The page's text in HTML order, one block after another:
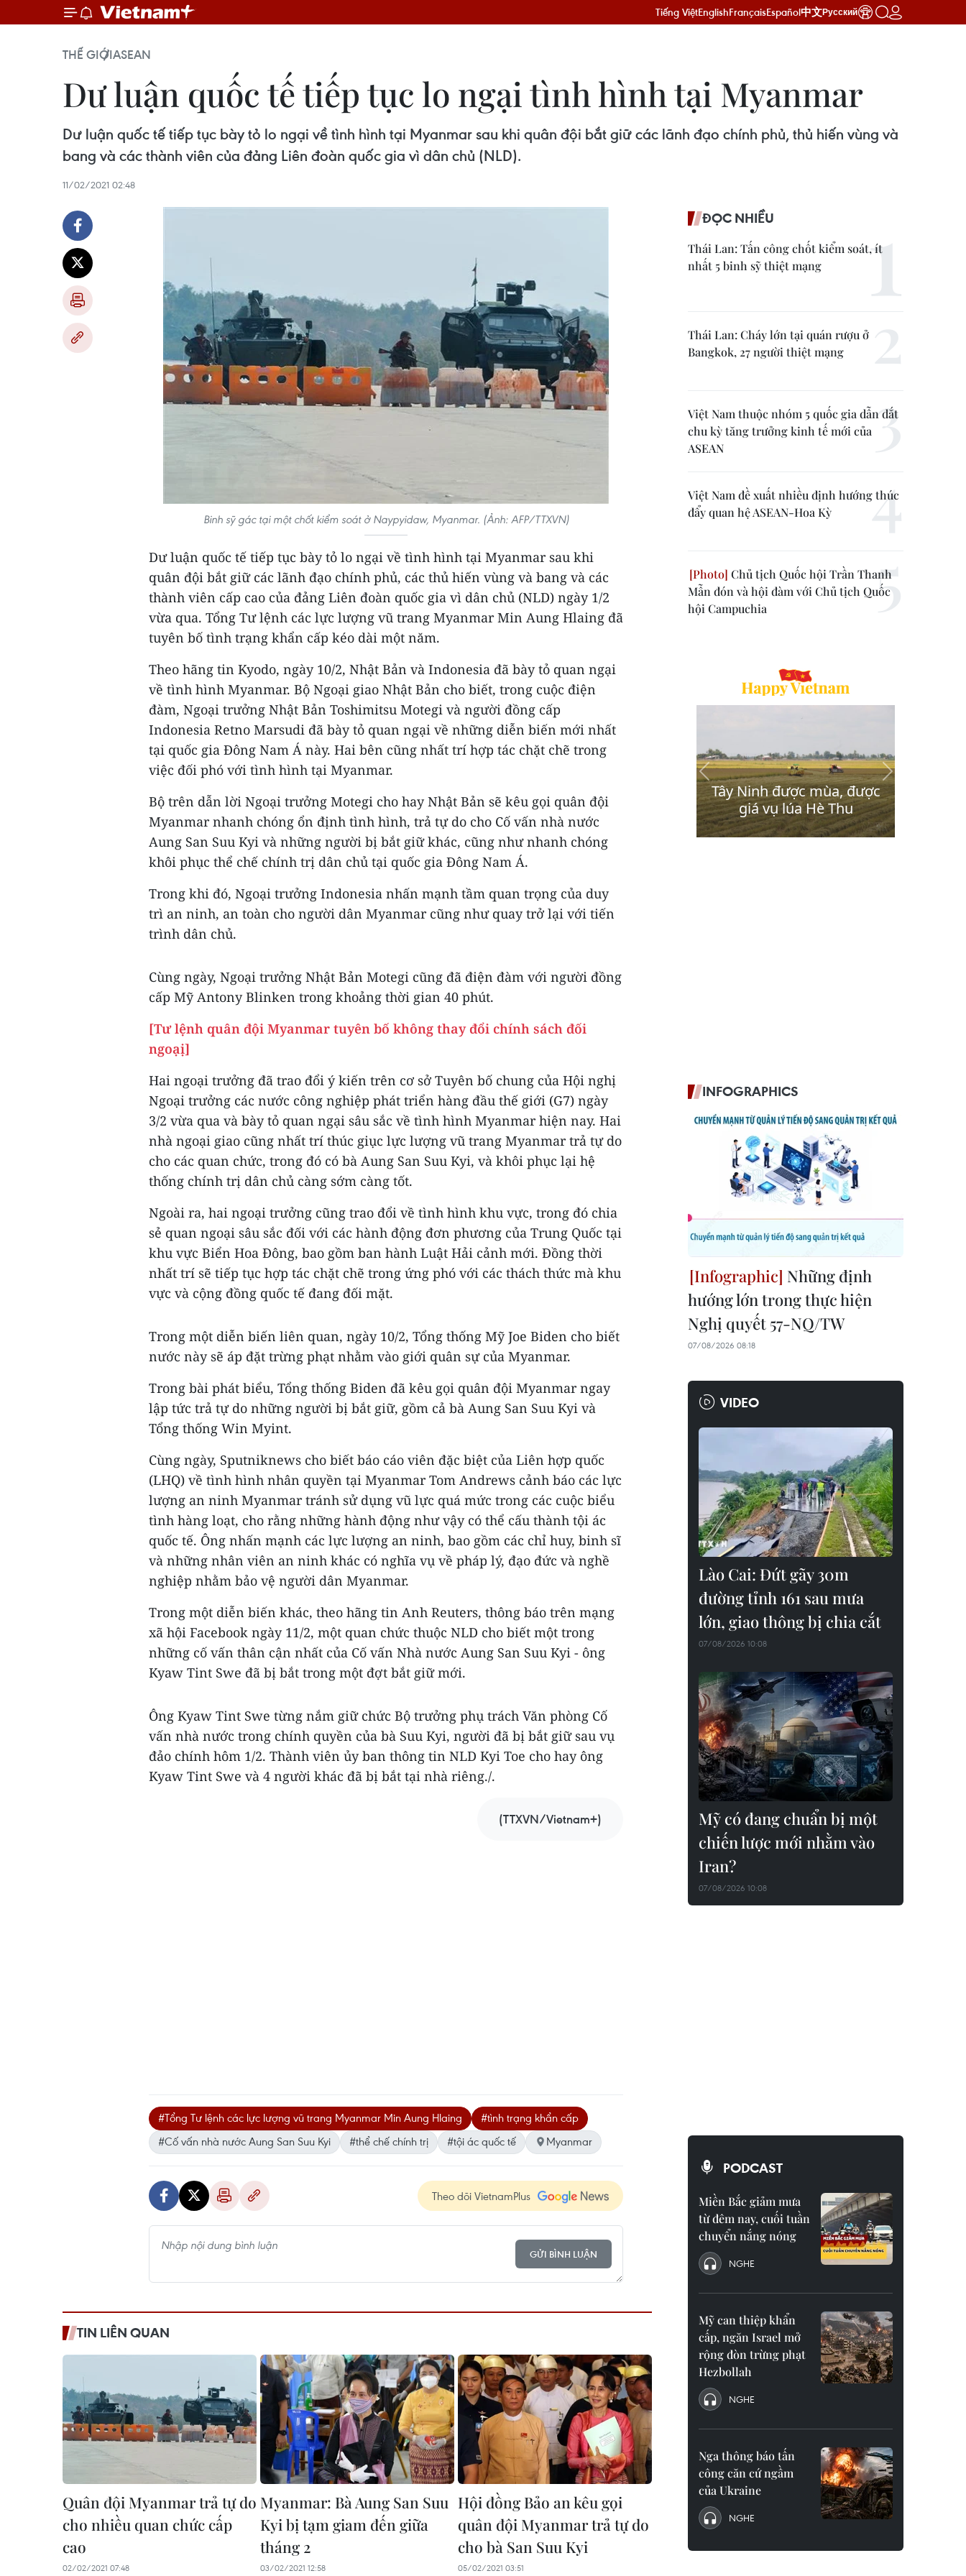
Tiếng ViệtEnglishFrançaisEspañol中文Русский
THẾ GIỚIASEAN
Dư luận quốc tế tiếp tục lo ngại tình hình tại Myanmar
Dư luận quốc tế tiếp tục bày tỏ lo ngại về tình hình tại Myanmar sau khi quân đội bắt giữ các lãnh đạo chính phủ, thủ hiến vùng và
bang và các thành viên của đảng Liên đoàn quốc gia vì dân chủ (NLD).
11/02/2021 02:48
Binh sỹ gác tại một chốt kiểm soát ở Naypyidaw, Myanmar. (Ảnh: AFP/TTXVN)
Dư luận quốc tế tiếp tục bày tỏ lo ngại về tình hình tại Myanmar sau khi
quân đội bắt giữ các lãnh đạo chính phủ, các thủ hiến vùng và bang và các
thành viên cấp cao của đảng Liên đoàn quốc gia vì dân chủ (NLD) ngày 1/2
vừa qua. Tổng Tư lệnh các lực lượng vũ trang Myanmar Min Aung Hlaing đã
tuyên bố tình trạng khẩn cấp kéo dài một năm.
Theo hãng tin Kyodo, ngày 10/2, Nhật Bản và Indonesia đã bày tỏ quan ngại
về tình hình Myanmar. Bộ Ngoại giao Nhật Bản cho biết, trong cuộc điện
đàm, Ngoại trưởng Nhật Bản Toshimitsu Motegi và người đồng cấp
Indonesia Retno Marsudi đã bày tỏ quan ngại về những diễn biến mới nhất
tại quốc gia Đông Nam Á này. Hai bên cũng nhất trí hợp tác chặt chẽ trong
việc đối phó với tình hình tại Myanmar.
Bộ trên dẫn lời Ngoại trưởng Motegi cho hay Nhật Bản sẽ kêu gọi quân đội
Myanmar nhanh chóng ổn định tình hình, trả tự do cho Cố vấn nhà nước
Aung San Suu Kyi và những người bị bắt giữ khác, cũng như nhanh chóng
khôi phục thể chế chính trị dân chủ tại quốc gia Đông Nam Á.
Trong khi đó, Ngoại trưởng Indonesia nhấn mạnh tầm quan trọng của duy
trì an ninh, an toàn cho người dân Myanmar cũng như quay trở lại với tiến
trình dân chủ.
Cùng ngày, Ngoại trưởng Nhật Bản Motegi cũng đã điện đàm với người đồng
cấp Mỹ Antony Blinken trong khoảng thời gian 40 phút.
[Tư lệnh quân đội Myanmar tuyên bố không thay đổi chính sách đối
ngoạị]
Hai ngoại trưởng đã trao đổi ý kiến trên cơ sở Tuyên bố chung của Hội nghị
Ngoại trưởng các nước công nghiệp phát triển hàng đầu thế giới (G7) ngày
3/2 vừa qua và bày tỏ quan ngại sâu sắc về tình hình Myanmar hiện nay. Hai
nhà ngoại giao cũng nhất trí thúc giục lực lượng vũ trang Myanmar trả tự do
cho các quan chức, trong đó có bà Aung San Suu Kyi, và khôi phục lại hệ
thống chính trị dân chủ càng sớm càng tốt.
Ngoài ra, hai ngoại trưởng cũng trao đổi về tình hình khu vực, trong đó chia
sẻ quan ngoại sâu sắc đối với các hành động đơn phương của Trung Quốc tại
khu vực Biển Hoa Đông, bao gồm ban hành Luật Hải cảnh mới. Đồng thời
nhất trí sẽ tiếp tục hợp tác chặt chẽ trong ứng phó với các thách thức mà khu
vực và cộng đồng quốc tế đang đối mặt.
Trong một diễn biến liên quan, ngày 10/2, Tổng thống Mỹ Joe Biden cho biết
nước này sẽ áp đặt trừng phạt nhằm vào giới quân sự của Myanmar.
Trong bài phát biểu, Tổng thống Biden đã kêu gọi quân đội Myanmar ngay
lập tức trả tự do những người bị bắt giữ, gồm cả bà Aung San Suu Kyi và
Tổng thống Win Myint.
Cùng ngày, Sputniknews cho biết báo cáo viên đặc biệt của Liên hợp quốc
(LHQ) về tình hình nhân quyền tại Myanmar Tom Andrews cảnh báo các lực
lượng an ninh Myanmar tránh sử dụng vũ lực quá mức trong các cuộc biểu
tình hàng loạt, cho rằng những hành động như vậy có thể cấu thành tội ác
quốc tế. Ông nhấn mạnh các lực lượng an ninh, bao gồm các chỉ huy, binh sĩ
và những nhân viên an ninh khác có nghĩa vụ về pháp lý, đạo đức và nghề
nghiệp nhằm bảo vệ người dân Myanmar.
Trong một diễn biến khác, theo hãng tin Anh Reuters, thông báo trên mạng
xã hội Facebook ngày 11/2, một quan chức thuộc NLD cho biết một trong
những cố vấn thân cận nhất của Cố vấn Nhà nước Aung San Suu Kyi - ông
Kyaw Tint Swe đã bị bắt trong một đợt bắt giữ mới.
Ông Kyaw Tint Swe từng nắm giữ chức Bộ trưởng phụ trách Văn phòng Cố
vấn nhà nước trong chính quyền của bà Suu Kyi, người đã bị bắt giữ sau vụ
đảo chính hôm 1/2. Thành viên ủy ban thông tin NLD Kyi Toe cho hay ông
Kyaw Tint Swe và 4 người khác đã bị bắt tại nhà riêng./.
(TTXVN/Vietnam+)
#Tổng Tư lệnh các lực lượng vũ trang Myanmar Min Aung Hlaing
#tình trạng khẩn cấp
#Cố vấn nhà nước Aung San Suu Kyi
#thể chế chính trị #tội ác quốc tế Myanmar
Theo dõi VietnamPlus
GỬI BÌNH LUẬN
TIN LIÊN QUAN
Quân đội Myanmar trả tự do
cho nhiều quan chức cấp
cao
02/02/2021 07:48
Myanmar: Bà Aung San Suu
Kyi bị tạm giam đến giữa
tháng 2
03/02/2021 12:58
Hội đồng Bảo an kêu gọi
quân đội Myanmar trả tự do
cho bà San Suu Kyi
05/02/2021 03:51
ĐỌC NHIỀU
Thái Lan: Tấn công chốt kiểm soát, ít
nhất 5 binh sỹ thiệt mạng
Thái Lan: Cháy lớn tại quán rượu ở
Bangkok, 27 người thiệt mạng
Việt Nam thuộc nhóm 5 quốc gia dẫn dắt
chu kỳ tăng trưởng kinh tế mới của
ASEAN
Việt Nam đề xuất nhiều định hướng thúc
đẩy quan hệ ASEAN-Hoa Kỳ
Chủ tịch Quốc hội Trần Thanh
Mẫn đón và hội đàm với Chủ tịch Quốc
hội Campuchia
INFOGRAPHICS
Những định
hướng lớn trong thực hiện
Nghị quyết 57-NQ/TW
07/08/2026 08:18
VIDEO
Lào Cai: Đứt gãy 30m
đường tỉnh 161 sau mưa
lớn, giao thông bị chia cắt
07/08/2026 10:08
Mỹ có đang chuẩn bị một
chiến lược mới nhằm vào
Iran?
07/08/2026 10:08
PODCAST
Miền Bắc giảm mưa
từ đêm nay, cuối tuần
chuyển nắng nóng
NGHE
Mỹ can thiệp khẩn
cấp, ngăn Israel mở
rộng đòn trừng phạt
Hezbollah
NGHE
Nga thông báo tấn
công căn cứ ngầm
của Ukraine
NGHE